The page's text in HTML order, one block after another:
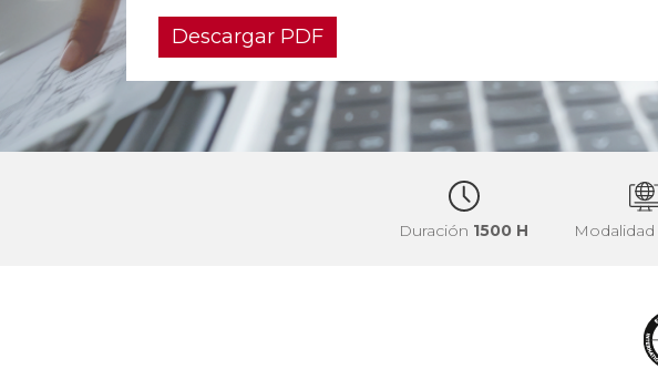
Descargar PDF
Duración 1500 H Modalidad